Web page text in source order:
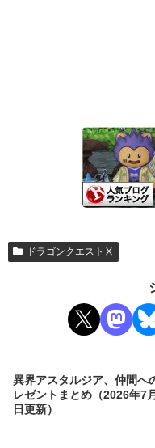
ドラゴンクエストⅩ
異界アスタルジア、仲間へ
レゼントまとめ（2026年7
日更新）